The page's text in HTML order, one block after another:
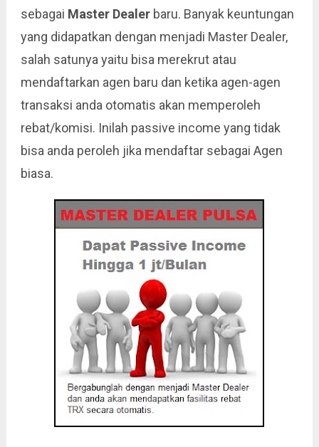
sebagai Master Dealerbaru. Banyak keuntungan
yang didapatkan dengan menjadi Master Dealer,
salah satunya yaitu bisa merekrut atau
mendaftarkan agen baru dan ketika agen-agen
transaksi anda otomatis akan memperoleh
rebat/komisi. Inilah passive income yang tidak
bisa anda peroleh jika mendaftar sebagai Agen
biasa.